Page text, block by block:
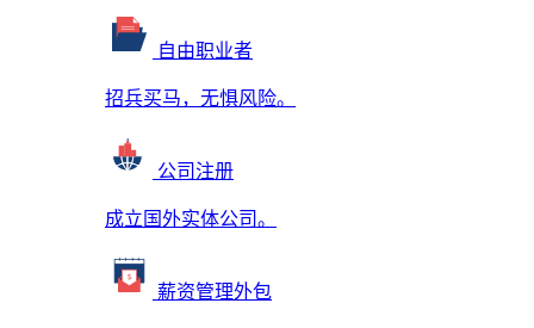
自由职业者
招兵买马，无惧风险。
公司注册
成立国外实体公司。
薪资管理外包